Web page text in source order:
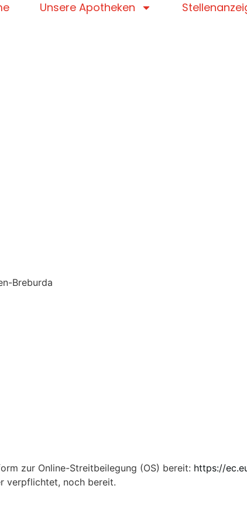
Unsere Apotheken
Breburda
zur Online-Streitbeilegung (OS) bereit: https://
verpflichtet, noch bereit.